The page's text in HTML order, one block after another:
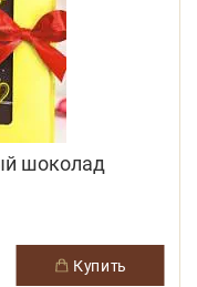
шоколад
купить